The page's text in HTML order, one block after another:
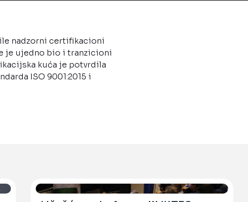
nadzorni certifikacioni
je ujedno bio i tranzicioni
kuća je potvrdila
ISO 9001:2015 i